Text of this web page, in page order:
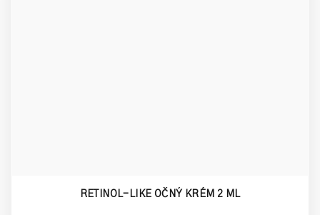
RETINOL-LIKE OČNÝ KRÉM 2 ML